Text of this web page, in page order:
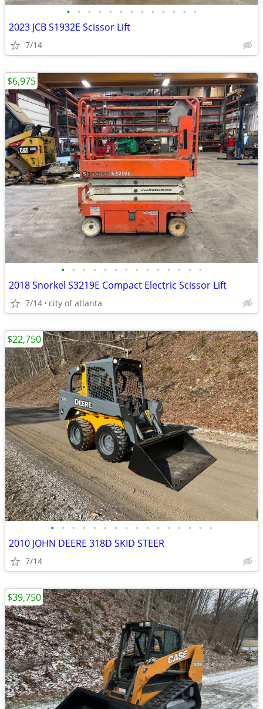
• • • • • • • • • • • • •
2023 JCB S1932E Scissor Lift
7/14
• • • • • • • • • • • • • •
2018 Snorkel S3219E Compact Electric Scissor Lift
7/14 city of atlanta
$6,975
• • • • • • • • • • • • • • • •
2010 JOHN DEERE 318D SKID STEER
7/14
$22,750
$39,750